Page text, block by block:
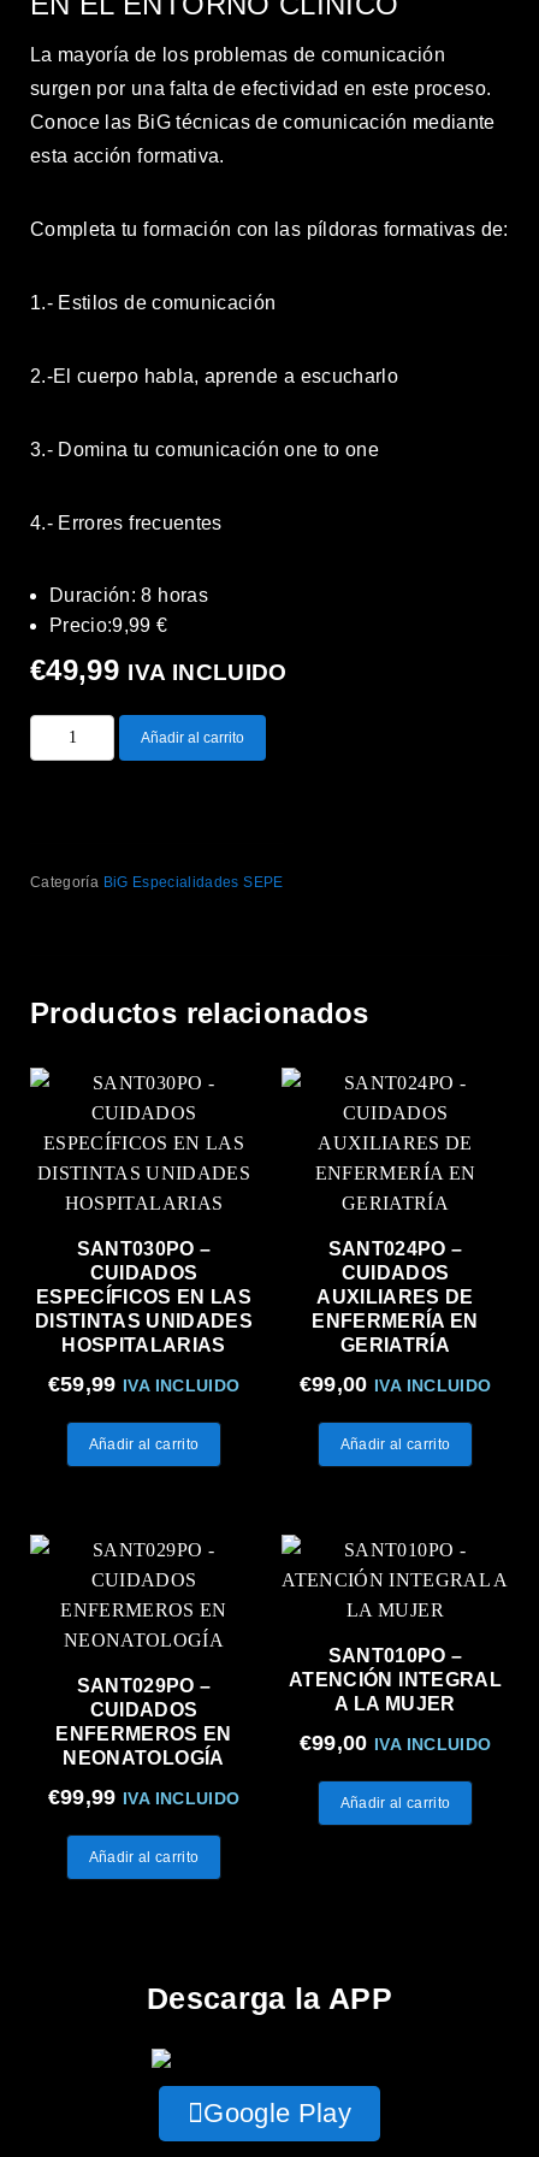
La mayoría de los problemas de comunicación
surgen por una falta de efectividad en este proceso.
Conoce las BiG técnicas de comunicación mediante
esta acción formativa.
Completa tu formación con las píldoras formativas de:
1.- Estilos de comunicación
2.-El cuerpo habla, aprende a escucharlo
3.- Domina tu comunicación one to one
4.- Errores frecuentes
Duración: 8 horas
Precio:9,99 €
€49,99 IVA INCLUIDO
Añadir al carrito
Categoría BiG Especialidades SEPE
Productos relacionados
SANT030PO –
CUIDADOS
ESPECÍFICOS EN LAS
DISTINTAS UNIDADES
HOSPITALARIAS
€59,99 IVA INCLUIDO
Añadir al carrito
SANT024PO –
CUIDADOS
AUXILIARES DE
ENFERMERÍA EN
GERIATRÍA
€99,00 IVA INCLUIDO
Añadir al carrito
SANT029PO –
CUIDADOS
ENFERMEROS EN
NEONATOLOGÍA
€99,99 IVA INCLUIDO
Añadir al carrito
SANT010PO –
ATENCIÓN INTEGRAL
A LA MUJER
€99,00 IVA INCLUIDO
Añadir al carrito
Descarga la APP
Google Play